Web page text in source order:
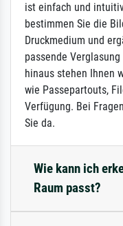
ist einfach und
bestimmen Sie die
Druckmedium und
passende
hinaus stehen Ihnen
wie Passepartouts,
Verfügung. Bei
Sie da.
Wie kann ich
Raum passt?